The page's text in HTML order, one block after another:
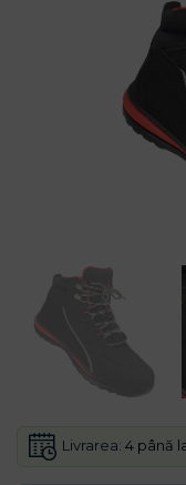
Livrarea: 4 până